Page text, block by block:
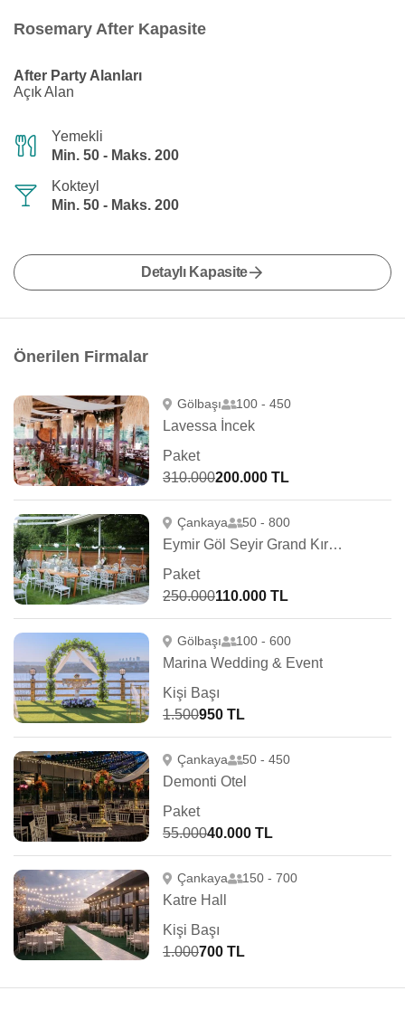
Rosemary After Kapasite
After Party Alanları
Açık Alan
Yemekli
Min. 50 - Maks. 200
Kokteyl
Min. 50 - Maks. 200
Detaylı Kapasite
Önerilen Firmalar
Gölbaşı 100 - 450
Lavessa İncek
Paket
310.000200.000 TL
Çankaya 50 - 800
Eymir Göl Seyir Grand Kır Bahçesi
Paket
250.000110.000 TL
Gölbaşı 100 - 600
Marina Wedding & Event
Kişi Başı
1.500950 TL
Çankaya 50 - 450
Demonti Otel
Paket
55.00040.000 TL
Çankaya 150 - 700
Katre Hall
Kişi Başı
1.000700 TL